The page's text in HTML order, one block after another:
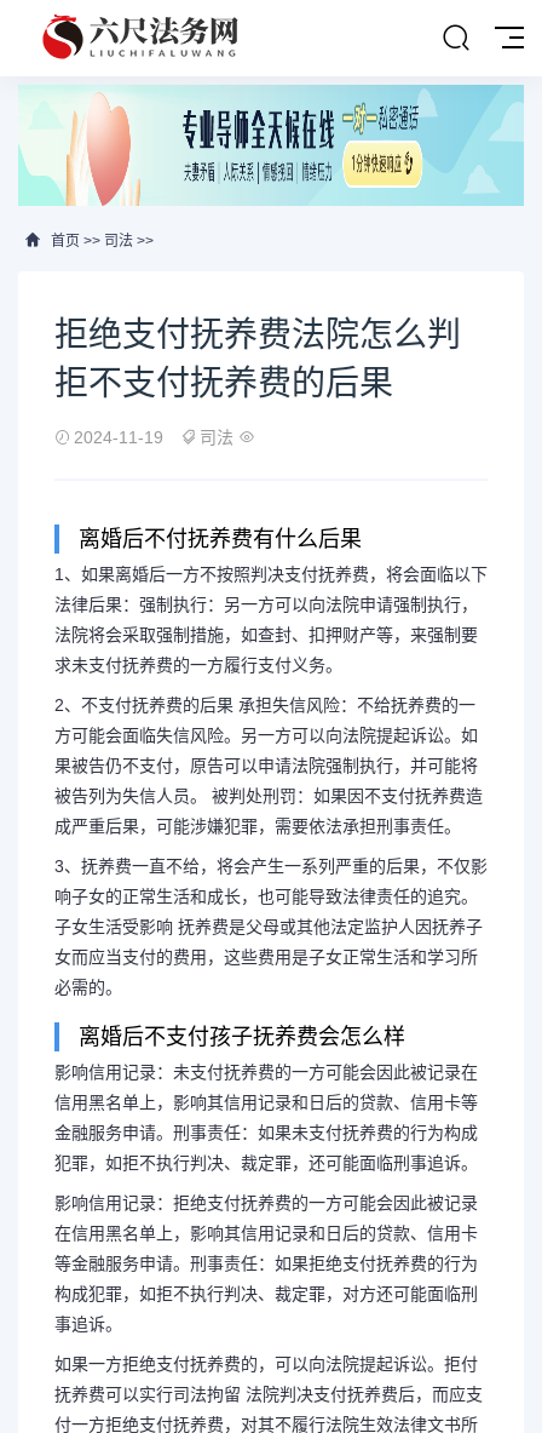
首页 >> 司法 >>
拒绝支付抚养费法院怎么判
拒不支付抚养费的后果
2024-11-19 司法
离婚后不付抚养费有什么后果
1、如果离婚后一方不按照判决支付抚养费，将会面临以下
法律后果：强制执行：另一方可以向法院申请强制执行，
法院将会采取强制措施，如查封、扣押财产等，来强制要
求未支付抚养费的一方履行支付义务。
2、不支付抚养费的后果 承担失信风险：不给抚养费的一
方可能会面临失信风险。另一方可以向法院提起诉讼。如
果被告仍不支付，原告可以申请法院强制执行，并可能将
被告列为失信人员。 被判处刑罚：如果因不支付抚养费造
成严重后果，可能涉嫌犯罪，需要依法承担刑事责任。
3、抚养费一直不给，将会产生一系列严重的后果，不仅影
响子女的正常生活和成长，也可能导致法律责任的追究。
子女生活受影响 抚养费是父母或其他法定监护人因抚养子
女而应当支付的费用，这些费用是子女正常生活和学习所
必需的。
离婚后不支付孩子抚养费会怎么样
影响信用记录：未支付抚养费的一方可能会因此被记录在
信用黑名单上，影响其信用记录和日后的贷款、信用卡等
金融服务申请。刑事责任：如果未支付抚养费的行为构成
犯罪，如拒不执行判决、裁定罪，还可能面临刑事追诉。
影响信用记录：拒绝支付抚养费的一方可能会因此被记录
在信用黑名单上，影响其信用记录和日后的贷款、信用卡
等金融服务申请。刑事责任：如果拒绝支付抚养费的行为
构成犯罪，如拒不执行判决、裁定罪，对方还可能面临刑
事追诉。
如果一方拒绝支付抚养费的，可以向法院提起诉讼。拒付
抚养费可以实行司法拘留 法院判决支付抚养费后，而应支
付一方拒绝支付抚养费，对其不履行法院生效法律文书所
拒绝支付抚养费法院怎
养费的后果
1、如果离婚后一方不按照判决
下法律后果：强制执行：另一方可
法院将会采取强制措施，如查封、
未支付抚养...